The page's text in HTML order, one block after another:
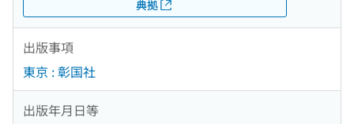
典拠
出版事項
東京 : 彰国社
出版年月日等